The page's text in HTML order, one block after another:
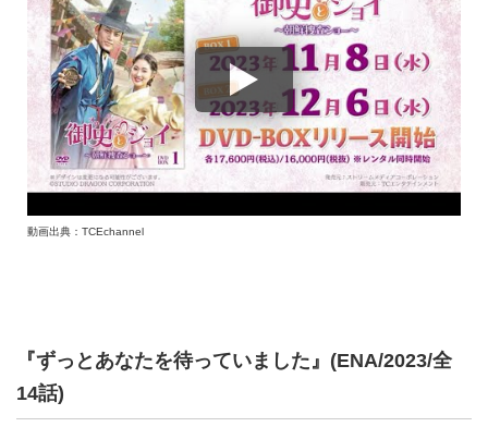
動画出典：TCEchannel
『ずっとあなたを待っていました』(ENA/2023/全
14話)